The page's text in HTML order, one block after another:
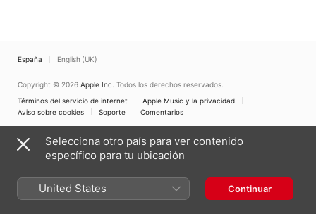
España English (UK)
Copyright © 2026 Apple Inc. Todos los derechos reservados.
Términos del servicio de internet
Apple Music y la privacidad
Aviso sobre cookies
Soporte Comentarios
Selecciona otro país para ver contenido
específico para tu ubicación
United States Continuar